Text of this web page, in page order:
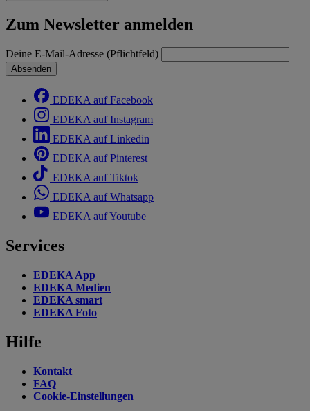
Zum Newsletter anmelden
Deine E-Mail-Adresse (Pflichtfeld)
Absenden
EDEKA auf Facebook
EDEKA auf Instagram
EDEKA auf Linkedin
EDEKA auf Pinterest
EDEKA auf Tiktok
EDEKA auf Whatsapp
EDEKA auf Youtube
Services
EDEKA App
EDEKA Medien
EDEKA smart
EDEKA Foto
Hilfe
Kontakt
FAQ
Cookie-Einstellungen